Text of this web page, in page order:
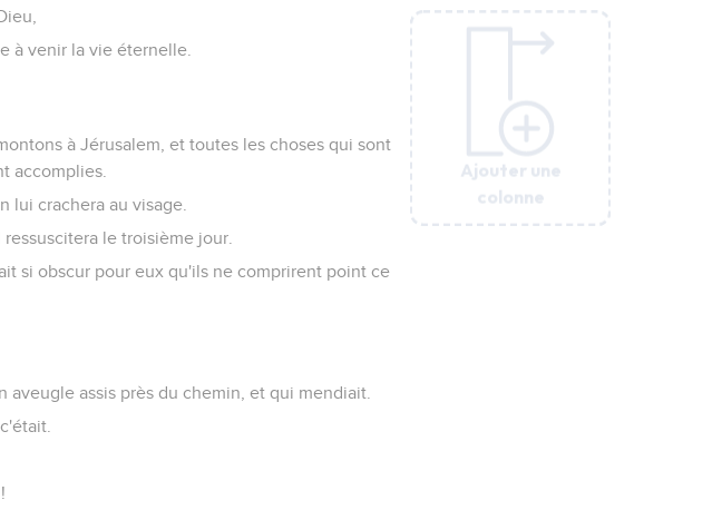
Ajouter une
colonne
à venir la vie éternelle.
à Jérusalem, et toutes les choses qui sont
accomplies.
lui crachera au visage.
le troisième jour.
si obscur pour eux qu'ils ne comprirent point ce
assis près du chemin, et qui mendiait.
Ajouter une
colonne
Ajouter une
colonne
Ajouter une
colonne
Ajouter une
colonne